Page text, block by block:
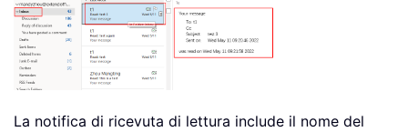
La notifica di ricevuta di lettura include il nome del